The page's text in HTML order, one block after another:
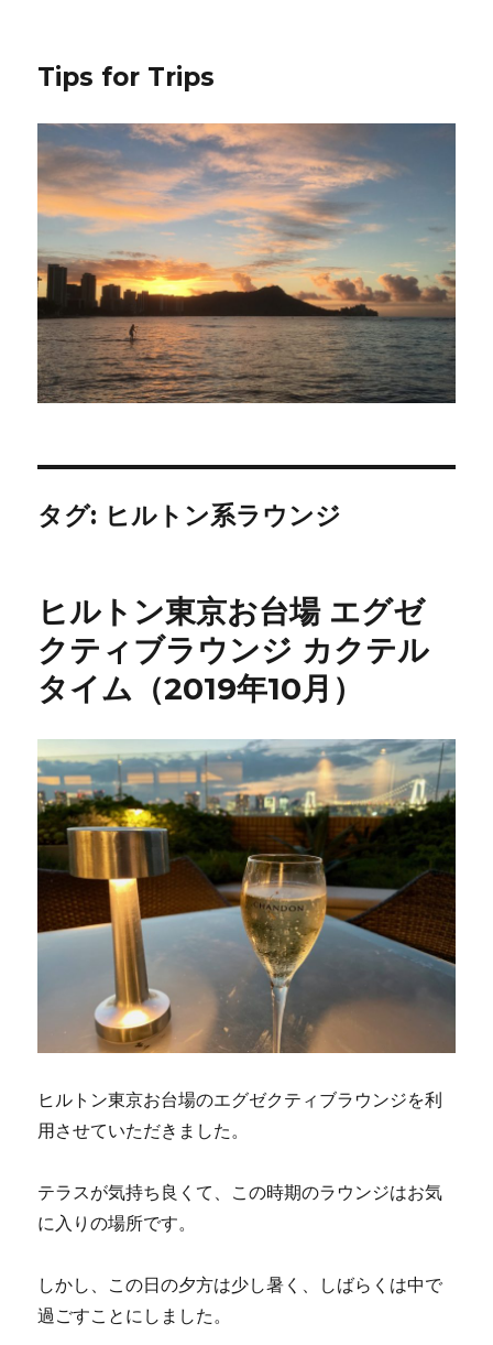
Tips for Trips
タグ: ヒルトン系ラウンジ
ヒルトン東京お台場 エグゼ
クティブラウンジ カクテル
タイム（2019年10月）
ヒルトン東京お台場のエグゼクティブラウンジを利
用させていただきました。
テラスが気持ち良くて、この時期のラウンジはお気
に入りの場所です。
しかし、この日の夕方は少し暑く、しばらくは中で
過ごすことにしました。